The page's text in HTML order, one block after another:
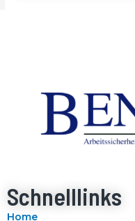
Schnelllinks
Home